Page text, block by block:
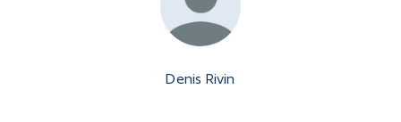
Denis Rivin